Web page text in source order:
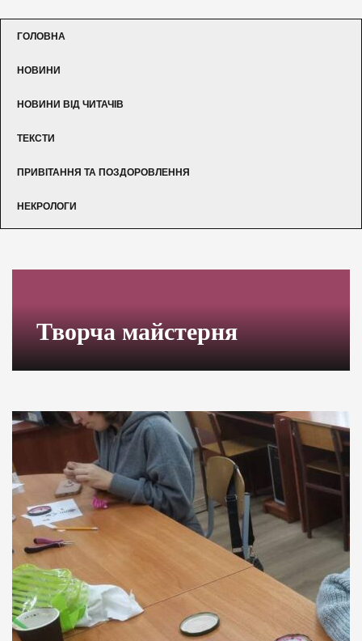
ГОЛОВНА
НОВИНИ
НОВИНИ ВІД ЧИТАЧІВ
ТЕКСТИ
ПРИВІТАННЯ ТА ПОЗДОРОВЛЕННЯ
НЕКРОЛОГИ
Творча майстерня